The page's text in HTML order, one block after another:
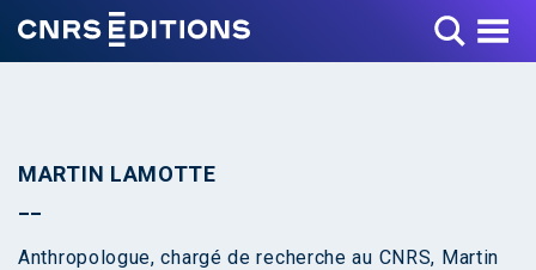
Toggle Menu
MARTIN LAMOTTE
Anthropologue, chargé de recherche au CNRS, Martin